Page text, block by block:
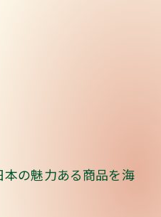
の魅力ある商品を海